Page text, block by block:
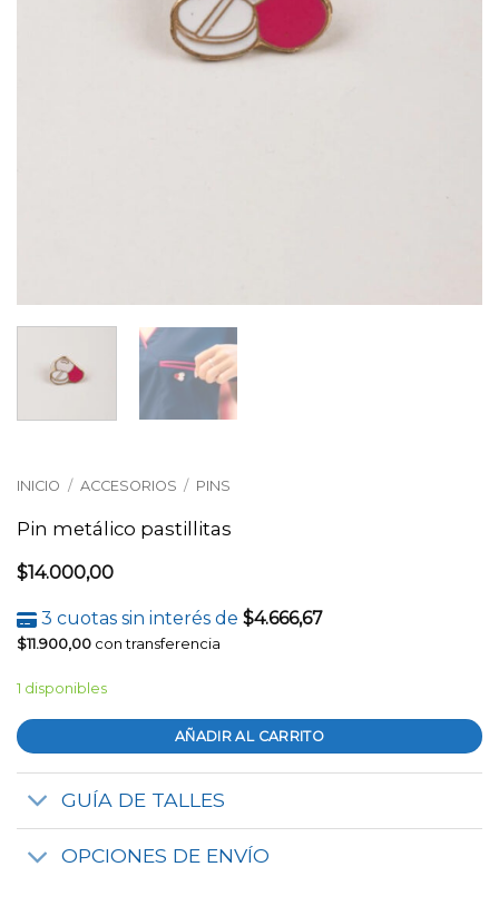
INICIO / ACCESORIOS / PINS
Pin metálico pastillitas
$14.000,00
3 cuotas sin interés de $4.666,67
$11.900,00 con transferencia
1 disponibles
AÑADIR AL CARRITO
GUÍA DE TALLES
OPCIONES DE ENVÍO